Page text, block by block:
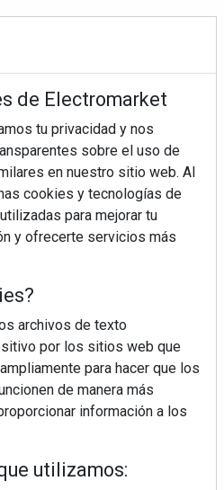
de Electromarket
tu privacidad y nos
sobre el uso de
en nuestro sitio web. Al
cookies y tecnologías de
para mejorar tu
y ofrecerte servicios más
archivos de texto
por los sitios web que
para hacer que los
de manera más
información a los
utilizamos: